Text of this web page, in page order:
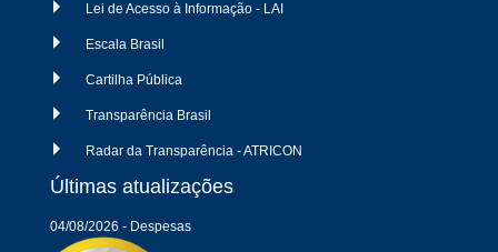
Lei de Acesso à Informação - LAI
Escala Brasil
Cartilha Pública
Transparência Brasil
Radar da Transparência - ATRICON
Últimas atualizações
04/08/2026 - Despesas